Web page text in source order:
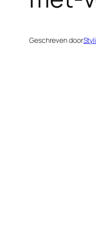
Geschreven door